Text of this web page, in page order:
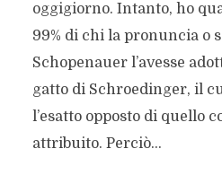
oggigiorno. Intanto, ho
99% di chi la pronuncia o
Schopenauer l’avesse
gatto di Schroedinger, il
l’esatto opposto di quello
attribuito. Perciò...